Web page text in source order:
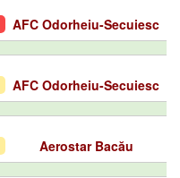
AFC Odorheiu-Secuiesc
AFC Odorheiu-Secuiesc
Aerostar Bacău